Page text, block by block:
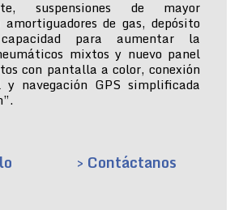
suspensiones de mayor
amortiguadores de gas, depósito
para aumentar la
mixtos y nuevo panel
con pantalla a color, conexión
navegación GPS simplificada
> Contáctanos